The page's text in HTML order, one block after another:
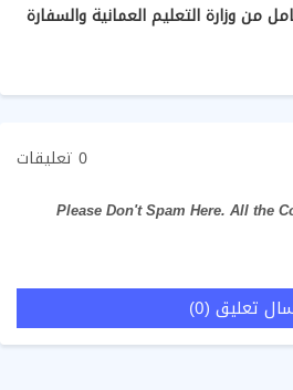
من وزارة التعليم العمانية والسفارة
0 تعليقات
* Please Don't Spam Here. All the
تعليق (0)